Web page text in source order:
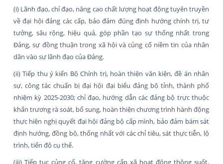
(i) Lãnh đạo, chỉ đạo, nâng cao chất lượng hoạt động tuyên truyền
về đại hội đảng các cấp, bảo đảm đúng định hướng chính trị, tư
tưởng, sâu rộng, hiệu quả, góp phần tạo sự thống nhất trong
Đảng, sự đồng thuận trong xã hội và củng cố niềm tin của nhân
dân vào sự lãnh đạo của Đảng.
(ii) Tiếp thu ý kiến Bộ Chính trị, hoàn thiện văn kiện, đề án nhân
sự, công tác chuẩn bị đại hội đại biểu đảng bộ tỉnh, thành phố
nhiệm kỳ 2025-2030; chỉ đạo, hướng dẫn các đảng bộ trực thuộc
khẩn trương rà soát, bổ sung, hoàn thiện chương trình hành động
thực hiện nghị quyết đại hội đảng bộ cấp mình, bảo đảm bám sát
định hướng, đồng bộ, thống nhất với các chỉ tiêu, sát thực tiễn, lộ
trình, tiến độ cụ thể.
(iii) Tiếp tục củng cố, tăng cường cấp xã hoạt động thông suốt,